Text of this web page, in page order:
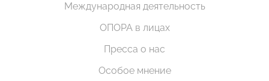
Международная деятельность
ОПОРА в лицах
Пресса о нас
Особое мнение